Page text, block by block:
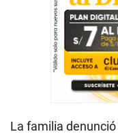
La familia